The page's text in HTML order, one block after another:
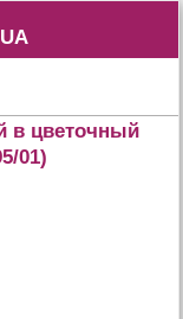
UA
UA
в цветочный
01)